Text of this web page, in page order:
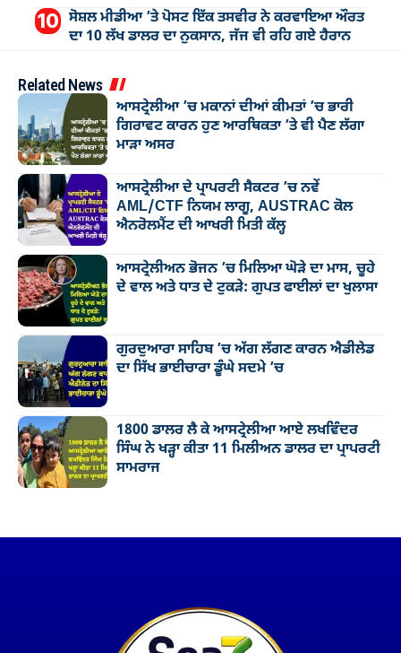
ਸੋਸ਼ਲ ਮੀਡੀਆ ’ਤੇ ਪੋਸਟ ਇੱਕ ਤਸਵੀਰ ਨੇ ਕਰਵਾਇਆ ਔਰਤ
ਦਾ 10 ਲੱਖ ਡਾਲਰ ਦਾ ਨੁਕਸਾਨ, ਜੱਜ ਵੀ ਰਹਿ ਗਏ ਹੈਰਾਨ
Related News
ਆਸਟ੍ਰੇਲੀਆ ’ਚ ਮਕਾਨਾਂ ਦੀਆਂ ਕੀਮਤਾਂ ’ਚ ਭਾਰੀ
ਗਿਰਾਵਟ ਕਾਰਨ ਹੁਣ ਆਰਥਿਕਤਾ ’ਤੇ ਵੀ ਪੈਣ ਲੱਗਾ
ਮਾੜਾ ਅਸਰ
ਆਸਟ੍ਰੇਲੀਆ ਦੇ ਪ੍ਰਾਪਰਟੀ ਸੈਕਟਰ ’ਚ ਨਵੇਂ
AML/CTF ਨਿਯਮ ਲਾਗੂ, AUSTRAC ਕੋਲ
ਐਨਰੋਲਮੈਂਟ ਦੀ ਆਖਰੀ ਮਿਤੀ ਕੱਲ੍ਹ
ਆਸਟ੍ਰੇਲੀਅਨ ਭੋਜਨ ’ਚ ਮਿਲਿਆ ਘੋੜੇ ਦਾ ਮਾਸ, ਚੂਹੇ
ਦੇ ਵਾਲ ਅਤੇ ਧਾਤ ਦੇ ਟੁਕੜੇ: ਗੁਪਤ ਫਾਈਲਾਂ ਦਾ ਖੁਲਾਸਾ
ਗੁਰਦੁਆਰਾ ਸਾਹਿਬ ’ਚ ਅੱਗ ਲੱਗਣ ਕਾਰਨ ਐਡੀਲੇਡ
ਦਾ ਸਿੱਖ ਭਾਈਚਾਰਾ ਡੂੰਘੇ ਸਦਮੇ ’ਚ
1800 ਡਾਲਰ ਲੈ ਕੇ ਆਸਟ੍ਰੇਲੀਆ ਆਏ ਲਖਵਿੰਦਰ
ਸਿੰਘ ਨੇ ਖੜ੍ਹਾ ਕੀਤਾ 11 ਮਿਲੀਅਨ ਡਾਲਰ ਦਾ ਪ੍ਰਾਪਰਟੀ
ਸਾਮਰਾਜ